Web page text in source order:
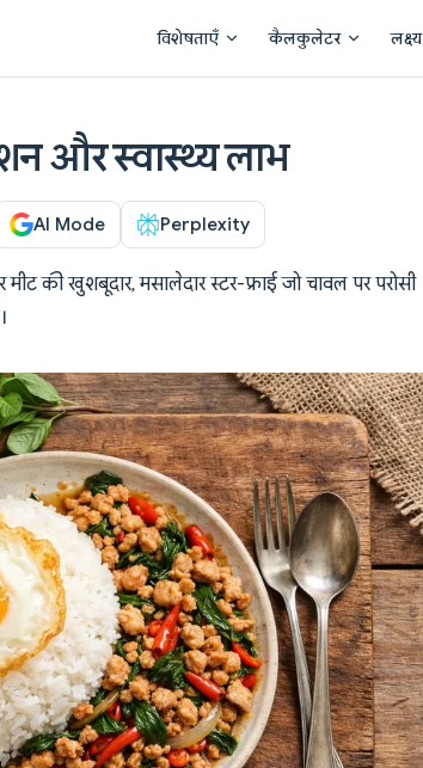
विशेषताएँ कैलकुलेटर लक्ष्य
और स्वास्थ्य लाभ
AI Mode Perplexity
की खुशबूदार, मसालेदार स्टर-फ्राई जो चावल पर परोसी